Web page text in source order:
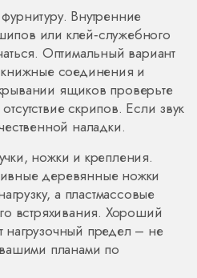
Внутренние
или клей‑служебного
Оптимальный вариант
книжные соединения и
ящиков проверьте
скрипов. Если звук
наладки.
ножки и крепления.
деревянные ножки
а пластмассовые
встряхивания. Хороший
нагрузочный предел – не
вашими планами по